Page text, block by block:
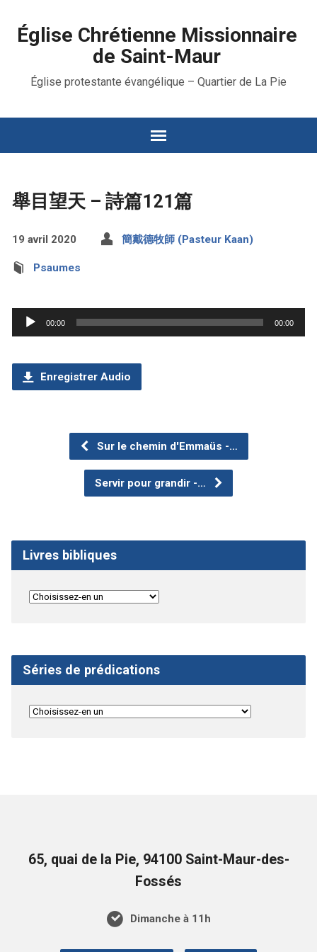
Église Chrétienne Missionnaire
de Saint-Maur
Église protestante évangélique – Quartier de La Pie
舉目望天 – 詩篇121篇
19 avril 2020 簡戴德牧師 (Pasteur Kaan)
Psaumes
Lecteur
audio
00:00 00:00
Enregistrer Audio
Sur le chemin d'Emmaüs -…
Servir pour grandir -…
Livres bibliques
Séries de prédications
65, quai de la Pie, 94100 Saint-Maur-des-
Fossés
Dimanche à 11h